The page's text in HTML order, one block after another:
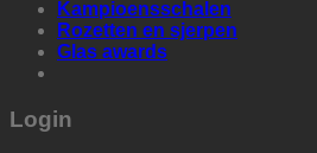
Kampioensschalen
Rozetten en sjerpen
Glas awards
Login